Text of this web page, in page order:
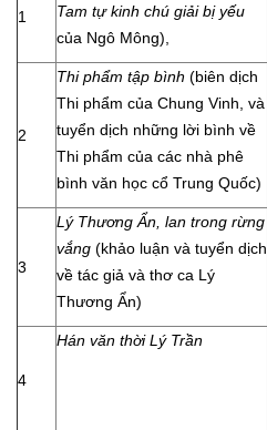
1
Tam tự kinh chú giải bị yếu
của Ngô Mông),
2
Thi phẩm tập bình (biên dịch
Thi phẩm của Chung Vinh, và
tuyển dịch những lời bình về
Thi phẩm của các nhà phê
bình văn học cổ Trung Quốc)
3
Lý Thương Ẩn, lan trong rừng
vắng (khảo luận và tuyển dịch
về tác giả và thơ ca Lý
Thương Ẩn)
4
Hán văn thời Lý Trần